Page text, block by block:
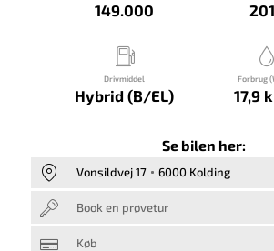
149.000
Drivmiddel
Hybrid (B/EL)
Forbrug
17,9
Se bilen her:
Vonsildvej 17 6000 Kolding
Book en prøvetur
Køb